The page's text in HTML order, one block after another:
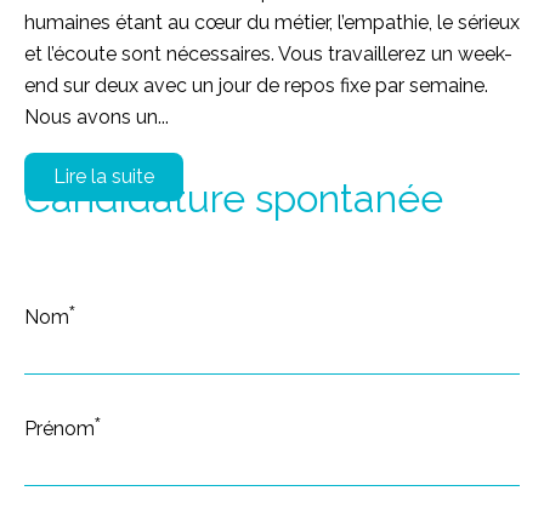
humaines étant au cœur du métier, l’empathie, le sérieux
et l’écoute sont nécessaires. Vous travaillerez un week-
end sur deux avec un jour de repos fixe par semaine.
Nous avons un...
Lire la suite
Candidature spontanée
Nom*
Prénom*